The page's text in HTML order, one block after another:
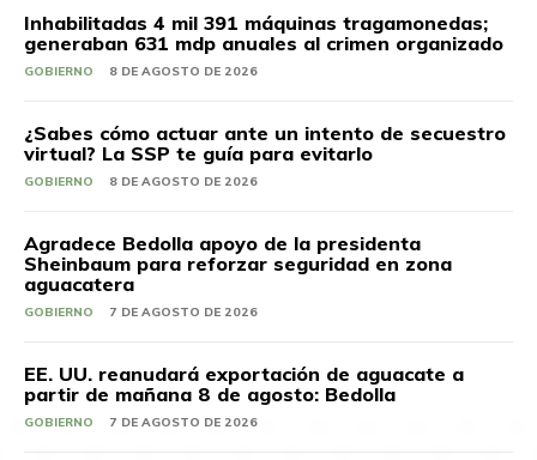
Inhabilitadas 4 mil 391 máquinas tragamonedas;
generaban 631 mdp anuales al crimen organizado
GOBIERNO 8 DE AGOSTO DE 2026
¿Sabes cómo actuar ante un intento de secuestro
virtual? La SSP te guía para evitarlo
GOBIERNO 8 DE AGOSTO DE 2026
Agradece Bedolla apoyo de la presidenta
Sheinbaum para reforzar seguridad en zona
aguacatera
GOBIERNO 7 DE AGOSTO DE 2026
EE. UU. reanudará exportación de aguacate a
partir de mañana 8 de agosto: Bedolla
GOBIERNO 7 DE AGOSTO DE 2026